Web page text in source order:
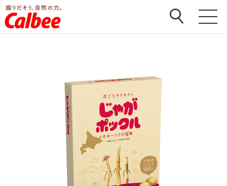
ホーム > 商品
じゃがポックル オホ
ーツクの塩味